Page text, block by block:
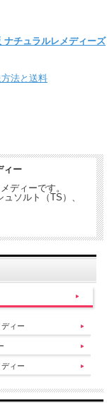
ナチュラルレメディーズ
法と送料
ィー
ディーです。
ソルト（TS）、
ィー
ィー